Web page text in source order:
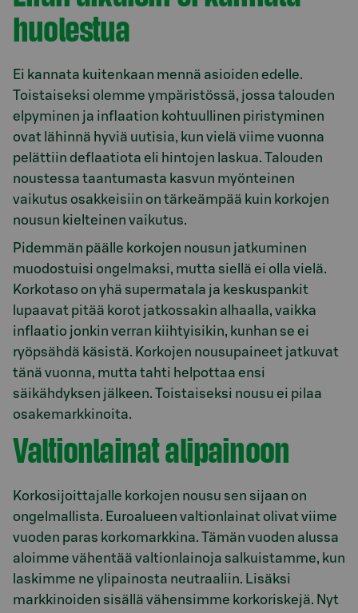
huolestua
Ei kannata kuitenkaan mennä asioiden edelle.
Toistaiseksi olemme ympäristössä, jossa talouden
elpyminen ja inflaation kohtuullinen piristyminen
ovat lähinnä hyviä uutisia, kun vielä viime vuonna
pelättiin deflaatiota eli hintojen laskua. Talouden
noustessa taantumasta kasvun myönteinen
vaikutus osakkeisiin on tärkeämpää kuin korkojen
nousun kielteinen vaikutus.
Pidemmän päälle korkojen nousun jatkuminen
muodostuisi ongelmaksi, mutta siellä ei olla vielä.
Korkotaso on yhä supermatala ja keskuspankit
lupaavat pitää korot jatkossakin alhaalla, vaikka
inflaatio jonkin verran kiihtyisikin, kunhan se ei
ryöpsähdä käsistä. Korkojen nousupaineet jatkuvat
tänä vuonna, mutta tahti helpottaa ensi
säikähdyksen jälkeen. Toistaiseksi nousu ei pilaa
osakemarkkinoita.
Valtionlainat alipainoon
Korkosijoittajalle korkojen nousu sen sijaan on
ongelmallista. Euroalueen valtionlainat olivat viime
vuoden paras korkomarkkina. Tämän vuoden alussa
aloimme vähentää valtionlainoja salkuistamme, kun
laskimme ne ylipainosta neutraaliin. Lisäksi
markkinoiden sisällä vähensimme korkoriskejä. Nyt